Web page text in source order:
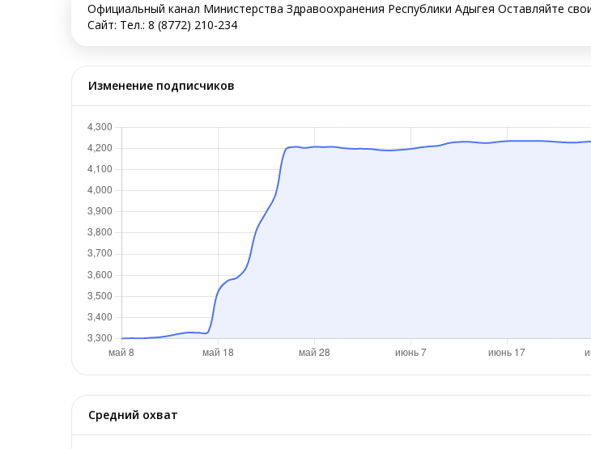
Официальный канал Министерства Здравоохранения Республики Адыгея Оставляйте
Сайт: Тел.: 8 (8772) 210-234
Изменение подписчиков
Средний охват